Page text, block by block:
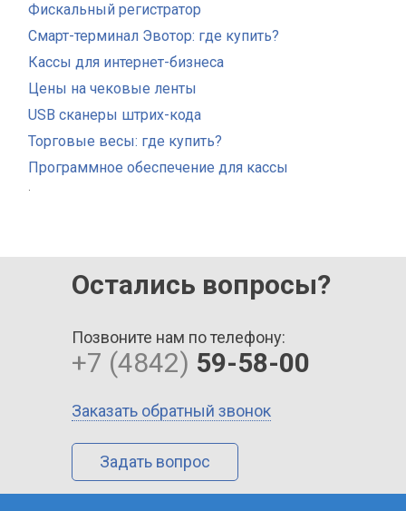
Фискальный регистратор
Смарт-терминал Эвотор: где купить?
Кассы для интернет-бизнеса
Цены на чековые ленты
USB сканеры штрих-кода
Торговые весы: где купить?
Программное обеспечение для кассы
.
Остались вопросы?
Позвоните нам по телефону:
+7 (4842) 59-58-00
Заказать обратный звонок
Задать вопрос